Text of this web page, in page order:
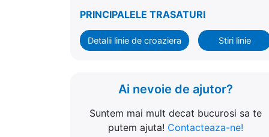
PRINCIPALELE TRASATURI
Detalii linie de croaziera Stiri linie
Ai nevoie de ajutor?
Suntem mai mult decat bucurosi sa te
putem ajuta! Contacteaza-ne!